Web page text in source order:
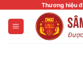
content
Thương hiệu